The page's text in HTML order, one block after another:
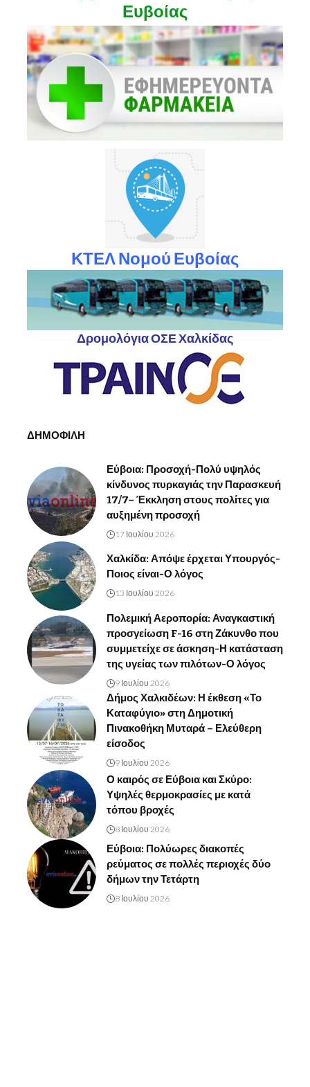
Ευβοίας
ΚΤΕΛ Νομού Ευβοίας
Δρομολόγια ΟΣΕ Χαλκίδας
ΔΗΜΟΦΙΛΗ
Εύβοια: Προσοχή-Πολύ υψηλός
κίνδυνος πυρκαγιάς την Παρασκευή
17/7– Έκκληση στους πολίτες για
αυξημένη προσοχή
17 Ιουλίου 2026
Χαλκίδα: Απόψε έρχεται Υπουργός-
Ποιος είναι-Ο λόγος
13 Ιουλίου 2026
Πολεμική Αεροπορία: Αναγκαστική
προσγείωση F-16 στη Ζάκυνθο που
συμμετείχε σε άσκηση-Η κατάσταση
της υγείας των πιλότων-Ο λόγος
9 Ιουλίου 2026
Δήμος Χαλκιδέων: Η έκθεση «Το
Καταφύγιο» στη Δημοτική
Πινακοθήκη Μυταρά – Ελεύθερη
είσοδος
9 Ιουλίου 2026
Ο καιρός σε Εύβοια και Σκύρο:
Υψηλές θερμοκρασίες με κατά
τόπου βροχές
8 Ιουλίου 2026
Εύβοια: Πολύωρες διακοπές
ρεύματος σε πολλές περιοχές δύο
δήμων την Τετάρτη
8 Ιουλίου 2026